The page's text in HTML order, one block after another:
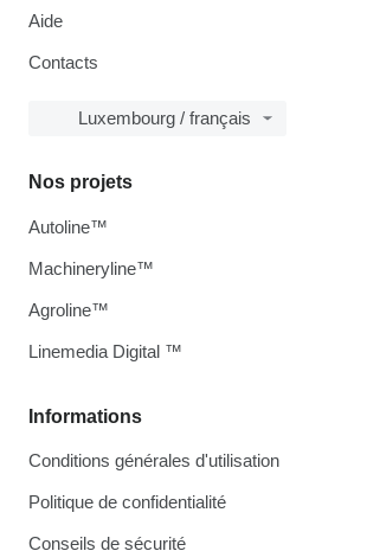
Aide
Contacts
Luxembourg / français
Informations
Conditions générales d'utilisation
Politique de confidentialité
Conseils de sécurité
Nos projets
Autoline™
Machineryline™
Agroline™
Linemedia Digital ™